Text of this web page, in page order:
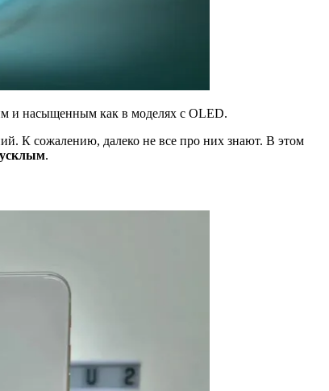
и насыщенным как в моделях с OLED.
К сожалению, далеко не все про них знают. В этом
.